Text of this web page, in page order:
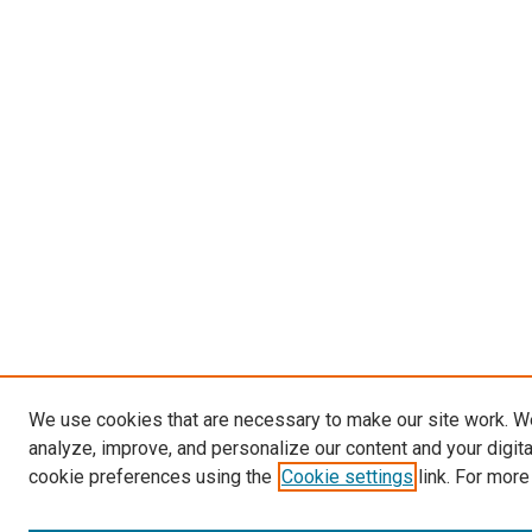
We use cookies that are necessary to make our site work.
analyze, improve, and personalize our content and your
cookie preferences using the Cookie settings link. For